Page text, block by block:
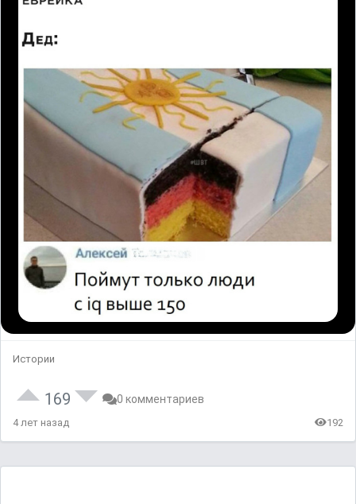
Истории
169 0 комментариев
4 лет назад 192